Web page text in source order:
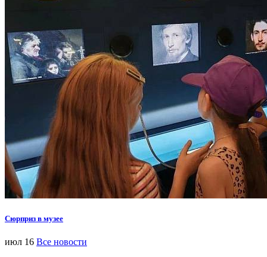
Сюрприз в музее
июл 16 Все новости